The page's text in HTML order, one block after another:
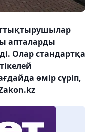
апталарды
Олар стандартқа
өмір сүріп,